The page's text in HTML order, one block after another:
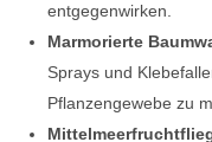
entgegenwirken.
Marmorierte
Sprays und
Pflanzengewebe zu